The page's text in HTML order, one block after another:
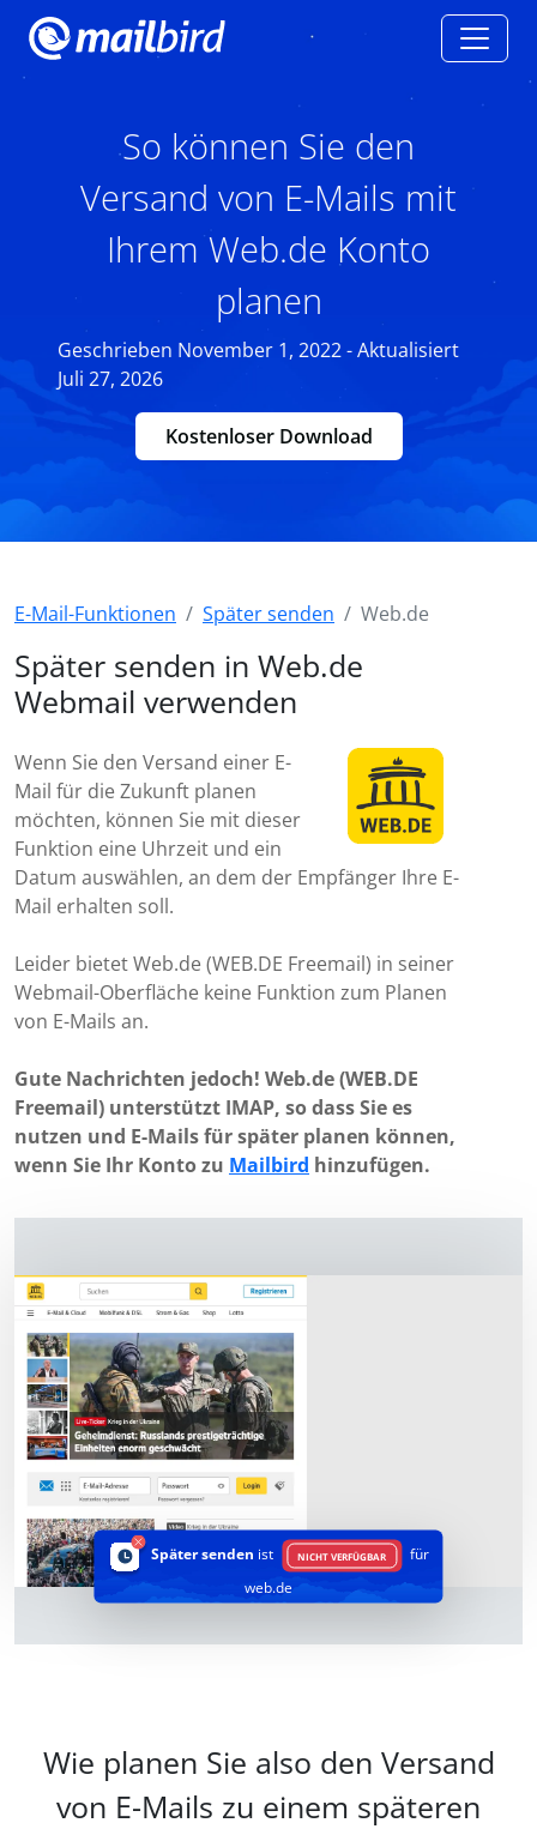
So können Sie den
Versand von E-Mails mit
Ihrem Web.de Konto
planen
Geschrieben November 1, 2022 - Aktualisiert
Juli 27, 2026
Kostenloser Download
E-Mail-Funktionen Später senden Web.de
Später senden in Web.de
Webmail verwenden
Wenn Sie den Versand einer E-
Mail für die Zukunft planen
möchten, können Sie mit dieser
Funktion eine Uhrzeit und ein
Datum auswählen, an dem der Empfänger Ihre E-
Mail erhalten soll.
Leider bietet Web.de (WEB.DE Freemail) in seiner
Webmail-Oberfläche keine Funktion zum Planen
von E-Mails an.
Gute Nachrichten jedoch! Web.de (WEB.DE
Freemail) unterstützt IMAP, so dass Sie es
nutzen und E-Mails für später planen können,
wenn Sie Ihr Konto zu Mailbird hinzufügen.
Später senden ist NICHT VERFÜGBAR
für
web.de
Wie planen Sie also den Versand
von E-Mails zu einem späteren